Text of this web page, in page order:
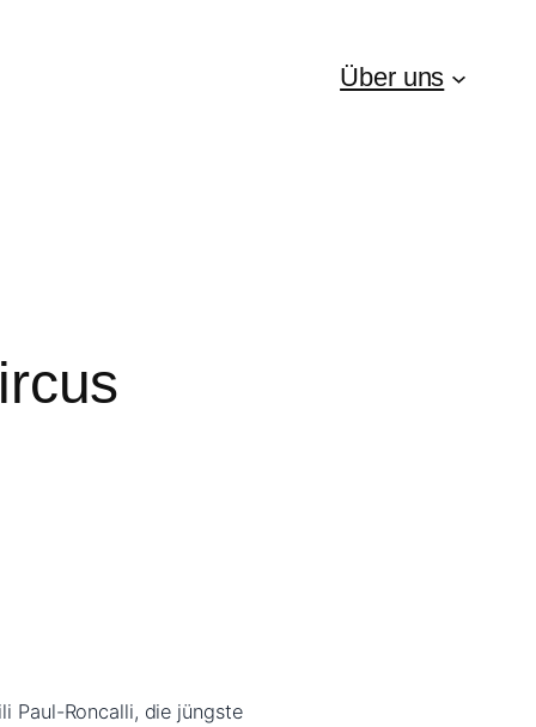
Über uns
Paul-Roncalli, die jüngste